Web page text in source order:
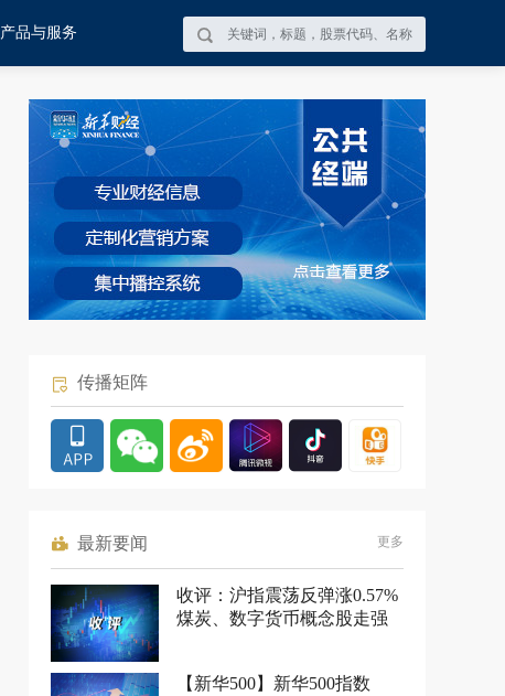
产品与服务
传播矩阵
最新要闻 更多
收评：沪指震荡反弹涨0.57%
煤炭、数字货币概念股走强
【新华500】新华500指数